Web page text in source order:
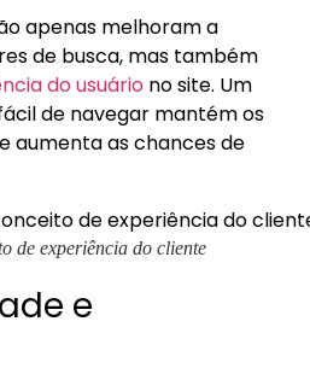
apenas melhoram a
de busca, mas também
do usuário no site. Um
de navegar mantém os
aumenta as chances de
de experiência do cliente
e